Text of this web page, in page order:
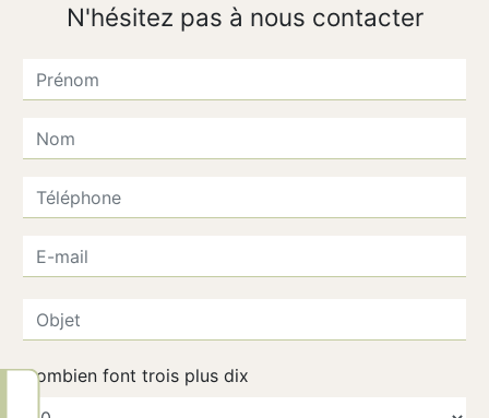
N'hésitez pas à nous contacter
Combien font trois plus dix